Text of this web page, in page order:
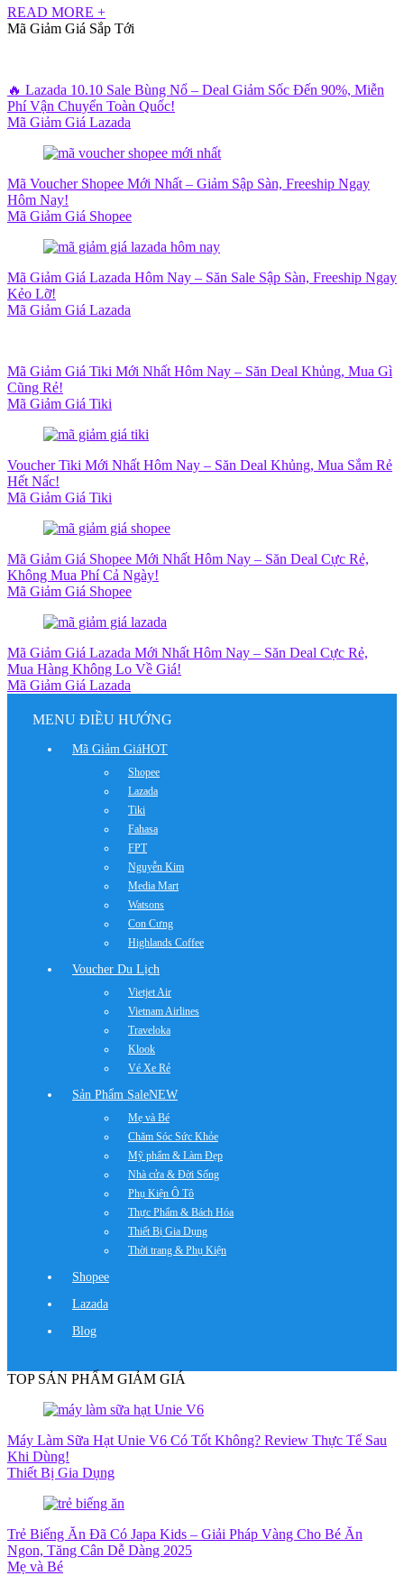
READ MORE +
Mã Giảm Giá Sắp Tới
🔥 Lazada 10.10 Sale Bùng Nổ – Deal Giảm Sốc Đến 90%, Miễn
Phí Vận Chuyển Toàn Quốc!
Mã Giảm Giá Lazada
Mã Voucher Shopee Mới Nhất – Giảm Sập Sàn, Freeship Ngay
Hôm Nay!
Mã Giảm Giá Shopee
Mã Giảm Giá Lazada Hôm Nay – Săn Sale Sập Sàn, Freeship Ngay
Kẻo Lỡ!
Mã Giảm Giá Lazada
Mã Giảm Giá Tiki Mới Nhất Hôm Nay – Săn Deal Khủng, Mua Gì
Cũng Rẻ!
Mã Giảm Giá Tiki
Voucher Tiki Mới Nhất Hôm Nay – Săn Deal Khủng, Mua Sắm Rẻ
Hết Nấc!
Mã Giảm Giá Tiki
Mã Giảm Giá Shopee Mới Nhất Hôm Nay – Săn Deal Cực Rẻ,
Không Mua Phí Cả Ngày!
Mã Giảm Giá Shopee
Mã Giảm Giá Lazada Mới Nhất Hôm Nay – Săn Deal Cực Rẻ,
Mua Hàng Không Lo Về Giá!
Mã Giảm Giá Lazada
MENU ĐIỀU HƯỚNG
Mã Giảm GiáHOT
Shopee
Lazada
Tiki
Fahasa
FPT
Nguyễn Kim
Media Mart
Watsons
Con Cưng
Highlands Coffee
Voucher Du Lịch
Vietjet Air
Vietnam Airlines
Traveloka
Klook
Vé Xe Rẻ
Sản Phẩm SaleNEW
Mẹ và Bé
Chăm Sóc Sức Khỏe
Mỹ phẩm & Làm Đẹp
Nhà cửa & Đời Sống
Phụ Kiện Ô Tô
Thực Phẩm & Bách Hóa
Thiết Bị Gia Dụng
Thời trang & Phụ Kiện
Shopee
Lazada
Blog
TOP SẢN PHẨM GIẢM GIÁ
Máy Làm Sữa Hạt Unie V6 Có Tốt Không? Review Thực Tế Sau
Khi Dùng!
Thiết Bị Gia Dụng
Trẻ Biếng Ăn Đã Có Japa Kids – Giải Pháp Vàng Cho Bé Ăn
Ngon, Tăng Cân Dễ Dàng 2025
Mẹ và Bé